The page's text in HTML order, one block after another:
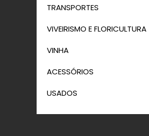
TRANSPORTES
VIVEIRISMO E FLORICULTURA
VINHA
ACESSÓRIOS
USADOS